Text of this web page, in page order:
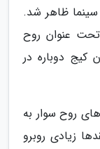
سینما ظاهر شد.
تحت عنوان روح
کیج دوباره در
روح سوار به
زیادی روبرو